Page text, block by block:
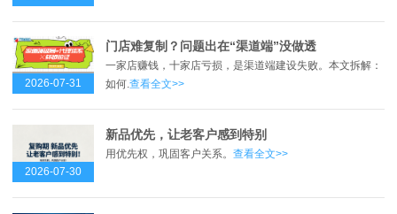
2026-07-31
门店难复制？问题出在“渠道端”没做透
一家店赚钱，十家店亏损，是渠道端建设失败。本文拆解：
如何.查看全文>>
2026-07-30
新品优先，让老客户感到特别
用优先权，巩固客户关系。 查看全文>>